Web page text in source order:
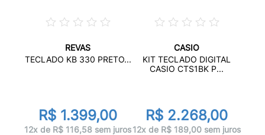
REVAS
TECLADO KB 330 PRETO...
R$ 1.399,00
12x de R$ 116,58 sem juros
CASIO
KIT TECLADO DIGITAL
CASIO CTS1BK P...
R$ 2.268,00
12x de R$ 189,00 sem juros